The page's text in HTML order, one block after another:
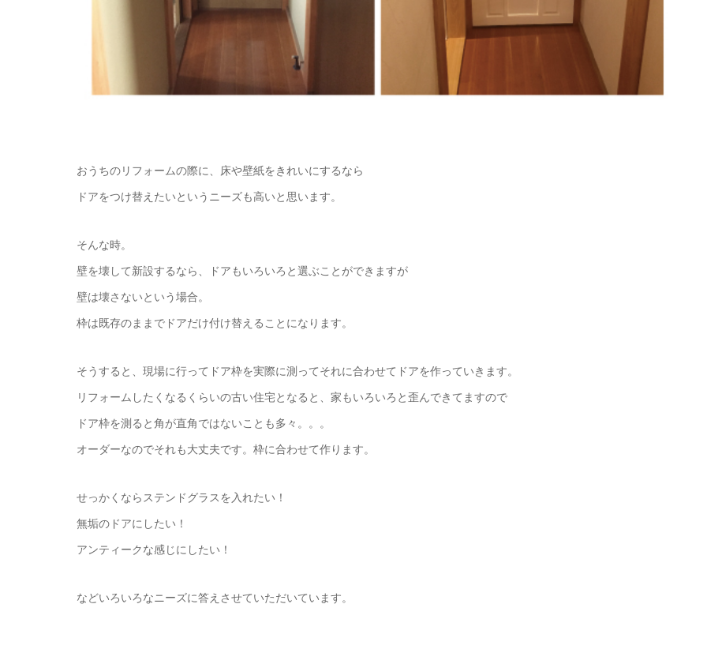
おうちのリフォームの際に、床や壁紙をきれいにするなら
ドアをつけ替えたいというニーズも高いと思います。
そんな時。
壁を壊して新設するなら、ドアもいろいろと選ぶことができますが
壁は壊さないという場合。
枠は既存のままでドアだけ付け替えることになります。
そうすると、現場に行ってドア枠を実際に測ってそれに合わせてドアを作っていきます。
リフォームしたくなるくらいの古い住宅となると、家もいろいろと歪んできてますので
ドア枠を測ると角が直角ではないことも多々。。。
オーダーなのでそれも大丈夫です。枠に合わせて作ります。
せっかくならステンドグラスを入れたい！
無垢のドアにしたい！
アンティークな感じにしたい！
などいろいろなニーズに答えさせていただいています。